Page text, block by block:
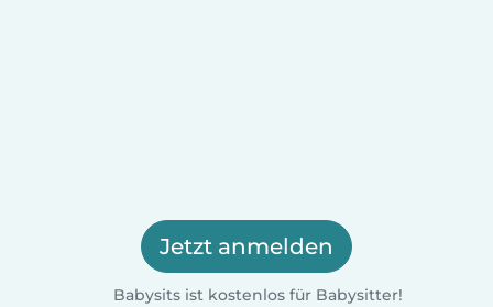
Jetzt anmelden
Babysits ist kostenlos für Babysitter!